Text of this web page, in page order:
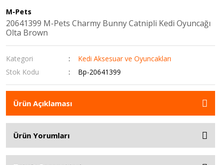
M-Pets
20641399 M-Pets Charmy Bunny Catnipli Kedi Oyuncağı
Olta Brown
Kategori
Kedi Aksesuar ve Oyuncakları
Stok Kodu
Bp-20641399
Ürün Açıklaması
Ürün Yorumları